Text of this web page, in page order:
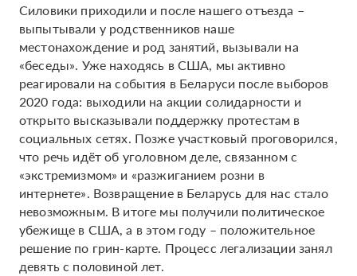
Силовики приходили и после нашего отъезда –
выпытывали у родственников наше
местонахождение и род занятий, вызывали на
«беседы». Уже находясь в США, мы активно
реагировали на события в Беларуси после выборов
2020 года: выходили на акции солидарности и
открыто высказывали поддержку протестам в
социальных сетях. Позже участковый проговорился,
что речь идёт об уголовном деле, связанном с
«экстремизмом» и «разжиганием розни в
интернете». Возвращение в Беларусь для нас стало
невозможным. В итоге мы получили политическое
убежище в США, а в этом году – положительное
решение по грин-карте. Процесс легализации занял
девять с половиной лет.